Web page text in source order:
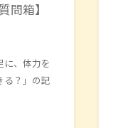
問箱】
に、体力を
る？」の記